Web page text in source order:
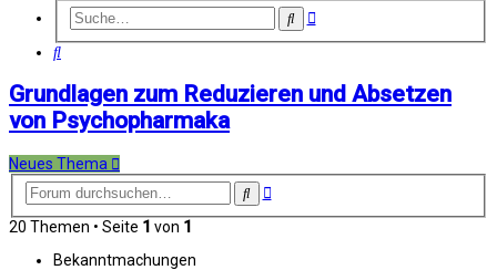
SucheErweiterte
Suche
Grundlagen zum Reduzieren und Absetzen
von Psychopharmaka
Neues Thema
SucheErweiterte
20 Themen • Seite 1 von 1
Bekanntmachungen